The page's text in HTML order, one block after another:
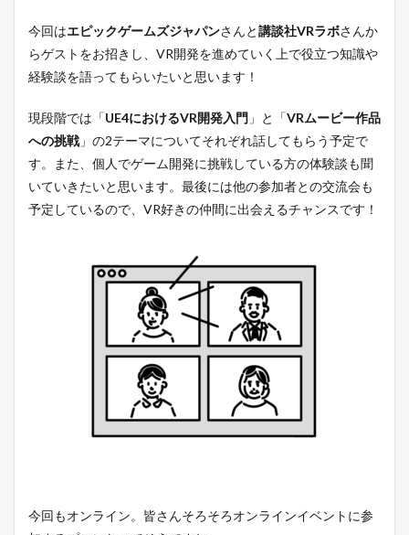
今回はエピックゲームズジャパンさんと講談社VRラボさんか
らゲストをお招きし、VR開発を進めていく上で役立つ知識や
経験談を語ってもらいたいと思います！
現段階では「UE4におけるVR開発入門 」と「VRムービー作品
への挑戦 」の2テーマについてそれぞれ話してもらう予定で
す。また、個人でゲーム開発に挑戦している方の体験談も聞
いていきたいと思います。最後には他の参加者との交流会も
予定しているので、VR好きの仲間に出会えるチャンスです！
今回もオンライン。皆さんそろそろオンラインイベントに参